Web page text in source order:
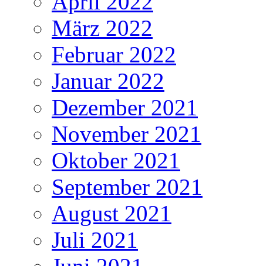
März 2022
Februar 2022
Januar 2022
Dezember 2021
November 2021
Oktober 2021
September 2021
August 2021
Juli 2021